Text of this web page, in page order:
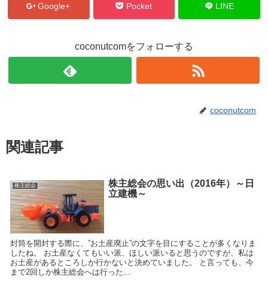
Google+ Pocket LINE
coconutcomをフォローする
coconutcom
関連記事
株主総会
株主総会の思い出（2016年）～日
立建機～
封筒を開封する際に、”お土産廃止”の文字を目にすることが多くなりま
したね。 お土産なくてもいい派、ほしい派いると思うのですが、私は
お土産があるところしか行かないと決めていました。 と言っても、今
まで2回しか株主総会へは行った...